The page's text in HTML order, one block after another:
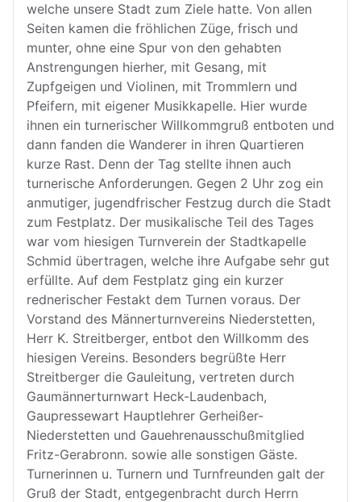
welche unsere Stadt zum Ziele hatte. Von allen
Seiten kamen die fröhlichen Züge, frisch und
munter, ohne eine Spur von den gehabten
Anstrengungen hierher, mit Gesang, mit
Zupfgeigen und Violinen, mit Trommlern und
Pfeifern, mit eigener Musikkapelle. Hier wurde
ihnen ein turnerischer Willkommgruß entboten und
dann fanden die Wanderer in ihren Quartieren
kurze Rast. Denn der Tag stellte ihnen auch
turnerische Anforderungen. Gegen 2 Uhr zog ein
anmutiger, jugendfrischer Festzug durch die Stadt
zum Festplatz. Der musikalische Teil des Tages
war vom hiesigen Turnverein der Stadtkapelle
Schmid übertragen, welche ihre Aufgabe sehr gut
erfüllte. Auf dem Festplatz ging ein kurzer
rednerischer Festakt dem Turnen voraus. Der
Vorstand des Männerturnvereins Niederstetten,
Herr K. Streitberger, entbot den Willkomm des
hiesigen Vereins. Besonders begrüßte Herr
Streitberger die Gauleitung, vertreten durch
Gaumännerturnwart Heck-Laudenbach,
Gaupressewart Hauptlehrer Gerheißer-
Niederstetten und Gauehrenausschußmitglied
Fritz-Gerabronn. sowie alle sonstigen Gäste.
Turnerinnen u. Turnern und Turnfreunden galt der
Gruß der Stadt, entgegenbracht durch Herrn